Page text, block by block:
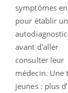
symptômes
pour établir un
autodiagnostic
avant d'aller
consulter leur
médecin. Une
jeunes : plus